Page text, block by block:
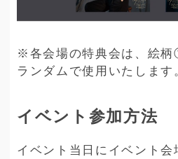
※各会場の特典会は、絵
ランダムで使用いたします
イベント参加方法
イベント当日にイベント会